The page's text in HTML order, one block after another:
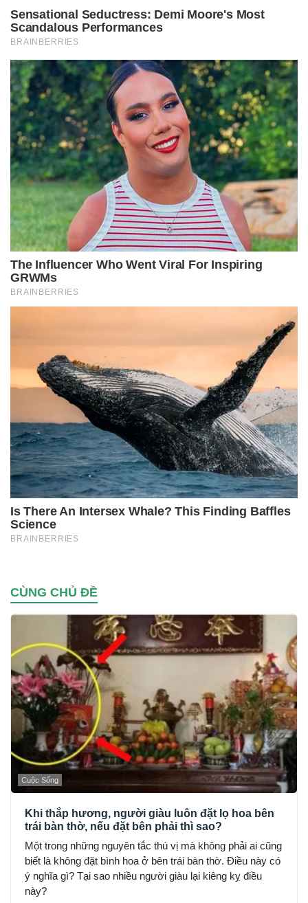
CÙNG CHỦ ĐỀ
Cuộc Sống
Khi thắp hương, người giàu luôn đặt lọ hoa bên
trái bàn thờ, nếu đặt bên phải thì sao?
Một trong những nguyên tắc thú vị mà không phải ai cũng
biết là không đặt bình hoa ở bên trái bàn thờ. Điều này có
ý nghĩa gì? Tại sao nhiều người giàu lại kiêng kỵ điều
này?